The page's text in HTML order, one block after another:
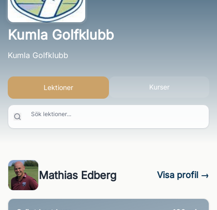
Kumla Golfklubb
Kumla Golfklubb
Lektioner Kurser
Sök lektioner...
Mathias Edberg Visa profil →